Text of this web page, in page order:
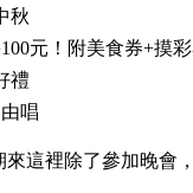
秋
元！附美食券+摸
禮
唱
這裡除了參加晚會